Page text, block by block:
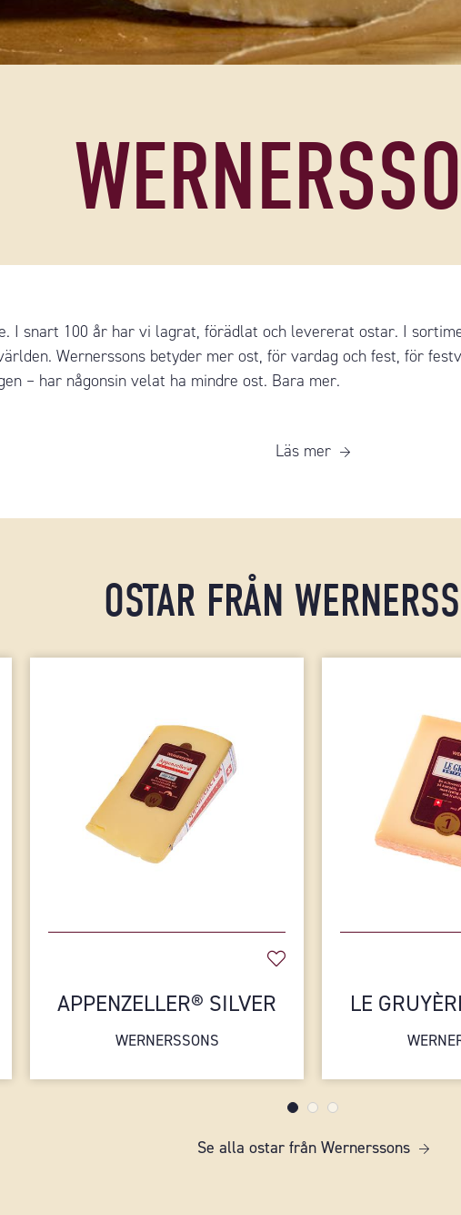
I snart 100 år har vi lagrat, förädlat och levererat ostar. I
Wernerssons betyder mer ost, för vardag och fest, för
– har någonsin velat ha mindre ost. Bara mer.
Läs mer
OSTAR FRÅN
APPENZELLER® SILVER
WERNERSSONS
LE
Se alla ostar från Wernerssons